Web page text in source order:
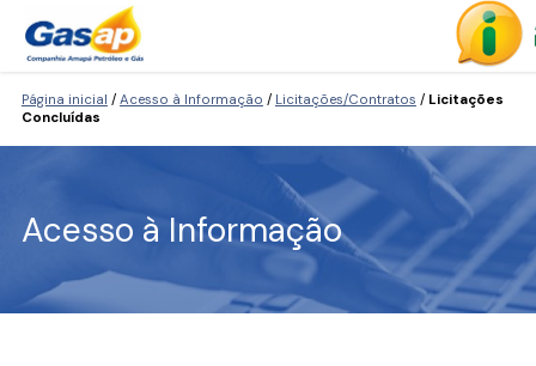
Página inicial / Acesso à Informação / Licitações/Contratos / Licitações
Concluídas
Acesso à Informação